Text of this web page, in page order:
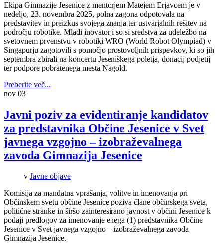
Ekipa Gimnazije Jesenice z mentorjem Matejem Erjavcem je v
nedeljo, 23. novembra 2025, polna zagona odpotovala na
predstavitev in preizkus svojega znanja ter ustvarjalnih rešitev na
področju robotike. Mladi inovatorji so si sredstva za udeležbo na
svetovnem prvenstvu v robotiki WRO (World Robot Olympiad) v
Singapurju zagotovili s pomočjo prostovoljnih prispevkov, ki so jih
septembra zbirali na koncertu Jeseniškega poletja, donacij podjetij
ter podpore pobratenega mesta Nagold.
Preberite več...
nov 03
Javni poziv za evidentiranje kandidatov
za predstavnika Občine Jesenice v Svet
javnega vzgojno – izobraževalnega
zavoda Gimnazija Jesenice
v Javne objave
Komisija za mandatna vprašanja, volitve in imenovanja pri
Občinskem svetu občine Jesenice poziva člane občinskega sveta,
politične stranke in širšo zainteresirano javnost v občini Jesenice k
podaji predlogov za imenovanje enega (1) predstavnika Občine
Jesenice v Svet javnega vzgojno – izobraževalnega zavoda
Gimnazija Jesenice.